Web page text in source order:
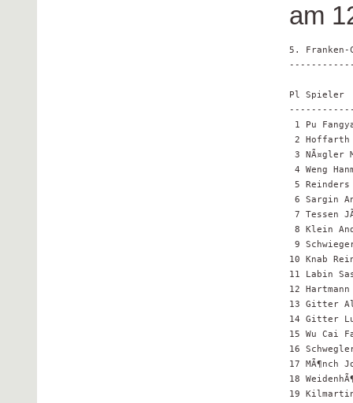
am
5. Franken-
Pl Spieler
1 Pu
2 Hoffarth
3 NÃ¤gler
4 Weng
5
6 Sargin
7 Tessen
8 Klein
9
10 Knab
11 Labin
12
13 Gitter
14 Gitter
15 Wu Cai
16
17
18
19